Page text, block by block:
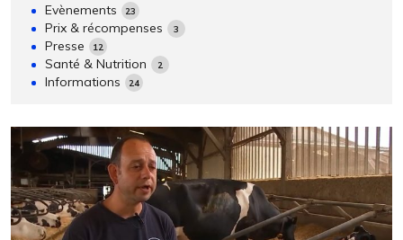
Evènements 23
Prix & récompenses 3
Presse 12
Santé & Nutrition 2
Informations 24